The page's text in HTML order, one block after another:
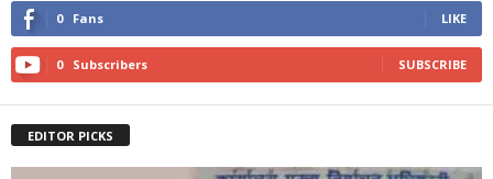
0 Fans LIKE
0 Subscribers SUBSCRIBE
EDITOR PICKS